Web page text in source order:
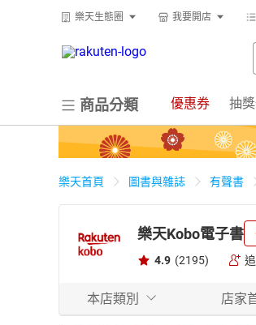
樂天生態圈 我要開店
商品分類 優惠券 抽
樂天首頁 圖書與雜誌 有聲書
樂天Kobo電子書
4.9 (2195)
本店類別 店家